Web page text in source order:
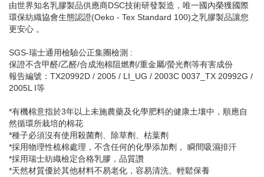
由世界知名乳膠製品供應商DSC技術研發製造，唯一國內榮獲國際
環保紡織協會生態認證(Oeko - Tex Standard 100)之乳膠製品讓您
更安心 。
SGS-瑞士通用檢驗公正集團檢測 :
保證不含甲醛/乙醛/合成泡棉阻燃劑/重金屬/螢光劑等有害成份
報告編號：TX20992D / 2005 / LI_UG / 2003C 0037_TX 20992G /
2005L I等
*有機棉意指於3年以上未施農藥及化學肥料的健康土壤中，順應自
然循環所栽培的棉花
*種子必須沒有使用殺菌劑、除草劑、枯葉劑
*採用物理性梳棉處理，不含任何的化學添加劑， 瞬間吸濕排汗
*採用瑞士紡織檢定合格乳膠，品質讚
*天然材質優於其他材料不易老化，容易清洗、輕鬆保養